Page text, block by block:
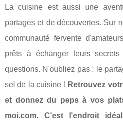
La cuisine est aussi une
partages et de découvertes. Sur
communauté fervente
prêts à échanger leurs
questions. N'oubliez pas : le
sel de la cuisine ! Retrouvez
et donnez du peps à vos
moi.com. C'est l'endroit